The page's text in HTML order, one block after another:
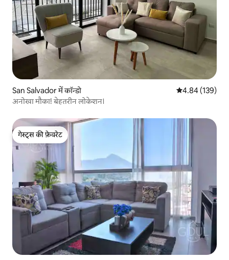
San Salvador में कॉन्डो औसत रेटिंग 5 में से
4.84 (139)
अनोखा मौका! बेहतरीन लोकेशन।
गेस्ट्स की फ़ेवरेट
गेस्ट्स की फ़ेवरेट